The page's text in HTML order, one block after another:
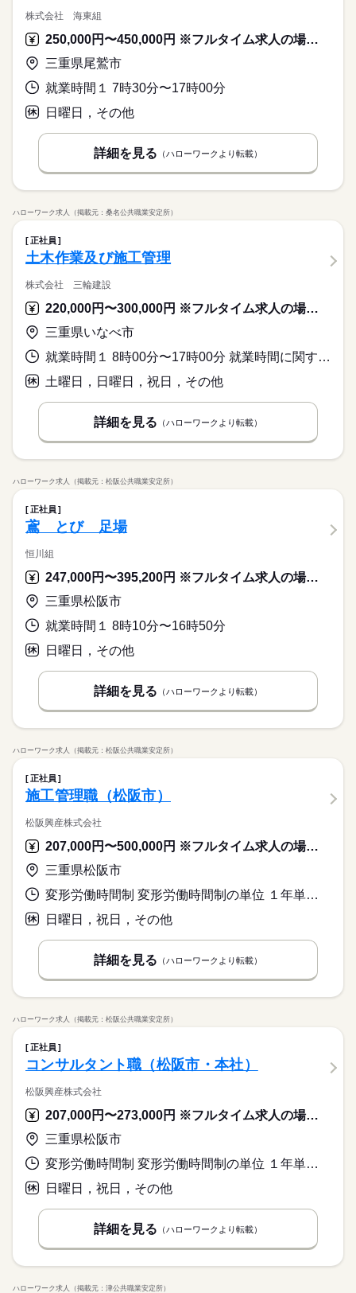
株式会社 海東組
250,000円〜450,000円 ※フルタイム求人の場合は月額（換算額）、パート求人の場合は時間額を表示しています。
三重県尾鷲市
就業時間１ 7時30分〜17時00分
日曜日，その他
詳細を見る （ハローワークより転載）
ハローワーク求人（掲載元：桑名公共職業安定所）
正社員
土木作業及び施工管理
株式会社 三輪建設
220,000円〜300,000円 ※フルタイム求人の場合は月額（換算額）、パート求人の場合は時間額を表示しています。
三重県いなべ市
就業時間１ 8時00分〜17時00分 就業時間に関する特記事項 現場での時間が上記の時間帯となります。
土曜日，日曜日，祝日，その他
詳細を見る （ハローワークより転載）
ハローワーク求人（掲載元：松阪公共職業安定所）
正社員
鳶 とび 足場
恒川組
247,000円〜395,200円 ※フルタイム求人の場合は月額（換算額）、パート求人の場合は時間額を表示しています。
三重県松阪市
就業時間１ 8時10分〜16時50分
日曜日，その他
詳細を見る （ハローワークより転載）
ハローワーク求人（掲載元：松阪公共職業安定所）
正社員
施工管理職（松阪市）
松阪興産株式会社
207,000円〜500,000円 ※フルタイム求人の場合は月額（換算額）、パート求人の場合は時間額を表示しています。
三重県松阪市
変形労働時間制 変形労働時間制の単位 １年単位 就業時間１ 7時30分〜16時30分 就業時間に関する特記事項 ※作業現場によっては夜勤勤務となる場合がございます。
日曜日，祝日，その他
詳細を見る （ハローワークより転載）
ハローワーク求人（掲載元：松阪公共職業安定所）
正社員
コンサルタント職（松阪市・本社）
松阪興産株式会社
207,000円〜273,000円 ※フルタイム求人の場合は月額（換算額）、パート求人の場合は時間額を表示しています。
三重県松阪市
変形労働時間制 変形労働時間制の単位 １年単位 就業時間１ 8時30分〜17時30分
日曜日，祝日，その他
詳細を見る （ハローワークより転載）
ハローワーク求人（掲載元：津公共職業安定所）